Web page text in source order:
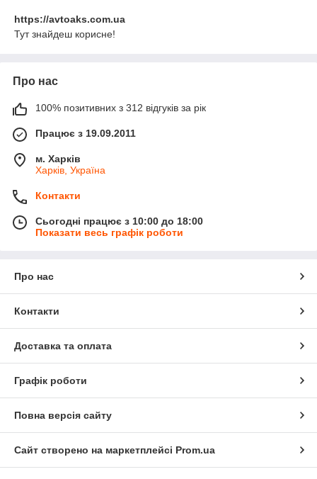
https://avtoaks.com.ua
Тут знайдеш корисне!
Про нас
100% позитивних з 312 відгуків за рік
Працює з 19.09.2011
м. Харків
Харків, Україна
Контакти
Сьогодні працює з 10:00 до 18:00
Показати весь графік роботи
Про нас
Контакти
Доставка та оплата
Графік роботи
Повна версія сайту
Сайт створено на маркетплейсі Prom.ua